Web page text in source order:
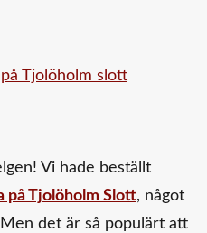
Vi hade beställt
på Tjolöholm Slott, något
det är så populärt att